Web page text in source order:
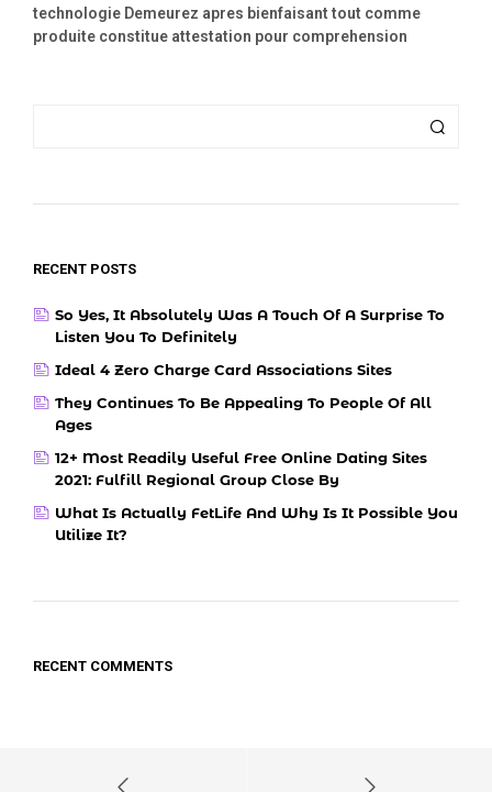
technologie Demeurez apres bienfaisant tout comme
produite constitue attestation pour comprehension
RECENT POSTS
So Yes, It Absolutely Was A Touch Of A Surprise To
Listen You To Definitely
Ideal 4 Zero Charge Card Associations Sites
They Continues To Be Appealing To People Of All
Ages
12+ Most Readily Useful Free Online Dating Sites
2021: Fulfill Regional Group Close By
What Is Actually FetLife And Why Is It Possible You
Utilize It?
RECENT COMMENTS